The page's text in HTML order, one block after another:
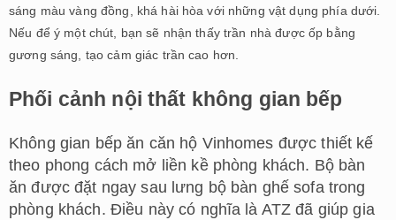
sáng màu vàng đồng, khá hài hòa với những vật dụng phía dưới.
Nếu để ý một chút, bạn sẽ nhận thấy trần nhà được ốp bằng
gương sáng, tạo cảm giác trần cao hơn.
Phối cảnh nội thất không gian bếp
Không gian bếp ăn căn hộ Vinhomes được thiết kế
theo phong cách mở liền kề phòng khách. Bộ bàn
ăn được đặt ngay sau lưng bộ bàn ghế sofa trong
phòng khách. Điều này có nghĩa là ATZ đã giúp gia